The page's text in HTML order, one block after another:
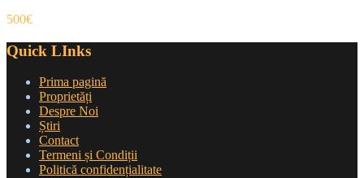
500€
Quick LInks
Prima pagină
Proprietăți
Despre Noi
Știri
Contact
Termeni și Condiții
Politică confidențialitate